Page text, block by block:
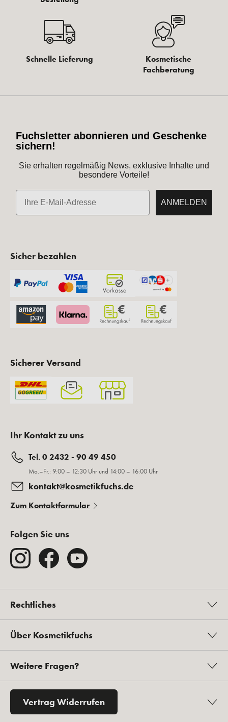
Schnelle Lieferung
Kosmetische
Fachberatung
Fuchsletter abonnieren und Geschenke
sichern!
Sie erhalten regelmäßig News, exklusive Inhalte und
besondere Vorteile!
E-Mail
ANMELDEN
Sicher bezahlen
Sicherer Versand
Ihr Kontakt zu uns
Tel. 0 2432 - 90 49 450
Mo.–Fr.: 9:00 – 12:30 Uhr und 14:00 – 16:00 Uhr
kontakt@kosmetikfuchs.de
Zum Kontaktformular
Folgen Sie uns
Rechtliches
Über Kosmetikfuchs
Weitere Fragen?
Vertrag Widerrufen